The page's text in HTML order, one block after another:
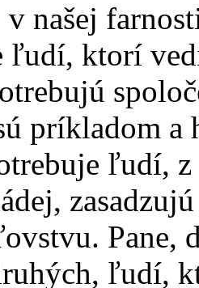
v našej
ľudí, ktorí
príkladom a
ľudí,
Pane,
ľudí,